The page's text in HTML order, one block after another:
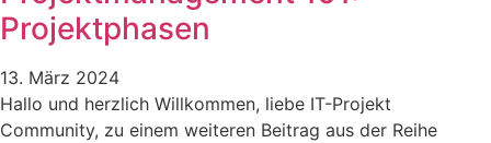
Projektphasen
13. März 2024
Hallo und herzlich Willkommen, liebe IT-Projekt
Community, zu einem weiteren Beitrag aus der Reihe